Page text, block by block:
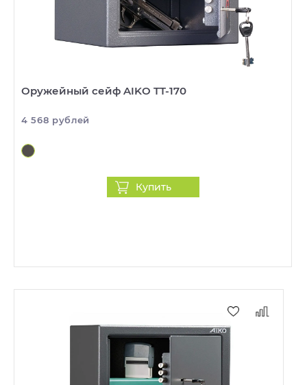
Оружейный сейф AIKO TT-170
4 568 рублей
Купить